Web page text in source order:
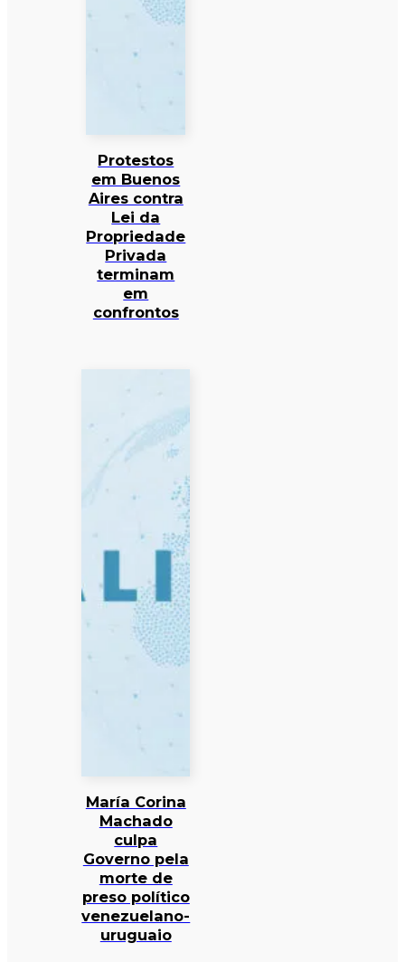
Protestos
em Buenos
Aires contra
Lei da
Propriedade
Privada
terminam
em
confrontos
María Corina
Machado
culpa
Governo pela
morte de
preso político
venezuelano-
uruguaio